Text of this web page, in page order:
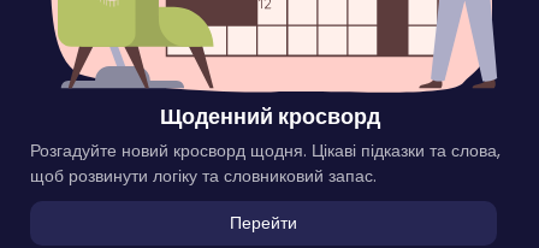
Щоденний кросворд
Розгадуйте новий кросворд щодня. Цікаві підказки та слова,
щоб розвинути логіку та словниковий запас.
Перейти